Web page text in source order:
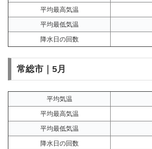
平均最高気温
平均最低気温
降水日の回数
常総市｜5月
平均気温
平均最高気温
平均最低気温
降水日の回数